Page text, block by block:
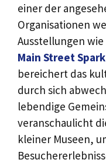
einer der
Organisationen
Ausstellungen
Main Street
bereichert das
durch sich
lebendige
veranschaulicht
kleiner Museen,